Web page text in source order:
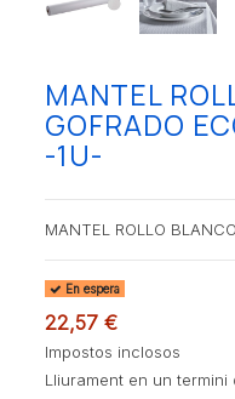
MANTEL
GOFRADO
-1U-
MANTEL ROLLO
En espera
22,57 €
Impostos inclosos
Lliurament en un termini